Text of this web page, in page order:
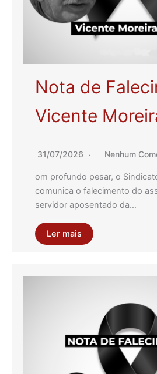
Nota de
Vicente
31/07/2026 Nenhum
om profundo pesar, o
comunica o falecimento do
servidor aposentado da…
Ler mais